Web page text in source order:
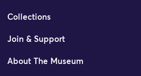
Collections
Join & Support
About The Museum